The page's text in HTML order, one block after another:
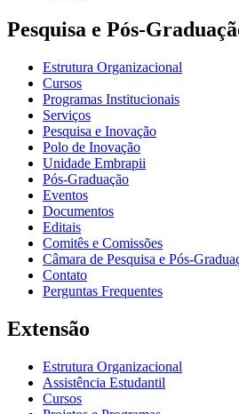
Pesquisa e Pós-
Estrutura Organizacional
Cursos
Programas Institucionais
Serviços
Pesquisa e Inovação
Polo de Inovação
Unidade Embrapii
Pós-Graduação
Eventos
Documentos
Editais
Comitês e Comissões
Câmara de Pesquisa e Pós-
Contato
Perguntas Frequentes
Extensão
Estrutura Organizacional
Assistência Estudantil
Cursos